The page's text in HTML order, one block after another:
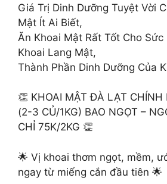
Giá Trị Dinh Dưỡng Tuyệt Vời
Mật Ít Ai Biết,
Ăn Khoai Mật Rất Tốt Cho Sức
Khoai Lang Mật,
Thành Phần Dinh Dưỡng Của
👏 KHOAI MẬT ĐÀ LẠT CHÍNH
(2-3 CỦ/1KG) BAO NGỌT –
CHỈ 75K/2KG 👏
🌟 Vị khoai thơm ngọt, mềm,
ngay từ miếng cắn đầu tiên 🌟